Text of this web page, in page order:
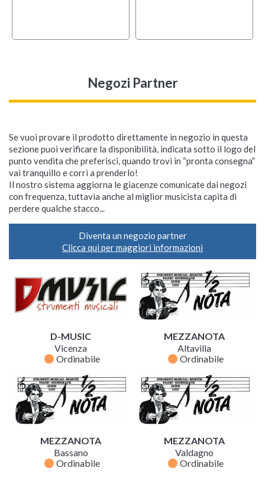
Negozi Partner
Se vuoi provare il prodotto direttamente in negozio in questa
sezione puoi verificare la disponibilità, indicata sotto il logo del
punto vendita che preferisci, quando trovi in “pronta consegna”
vai tranquillo e corri a prenderlo!
Il nostro sistema aggiorna le giacenze comunicate dai negozi
con frequenza, tuttavia anche al miglior musicista capita di
perdere qualche stacco...
Diventa un negozio partner
Clicca qui per maggiori informazioni
D-MUSIC
Vicenza
fiber_manual_record Ordinabile
MEZZANOTA
Altavilla
fiber_manual_record Ordinabile
MEZZANOTA
Bassano
fiber_manual_record Ordinabile
MEZZANOTA
Valdagno
fiber_manual_record Ordinabile